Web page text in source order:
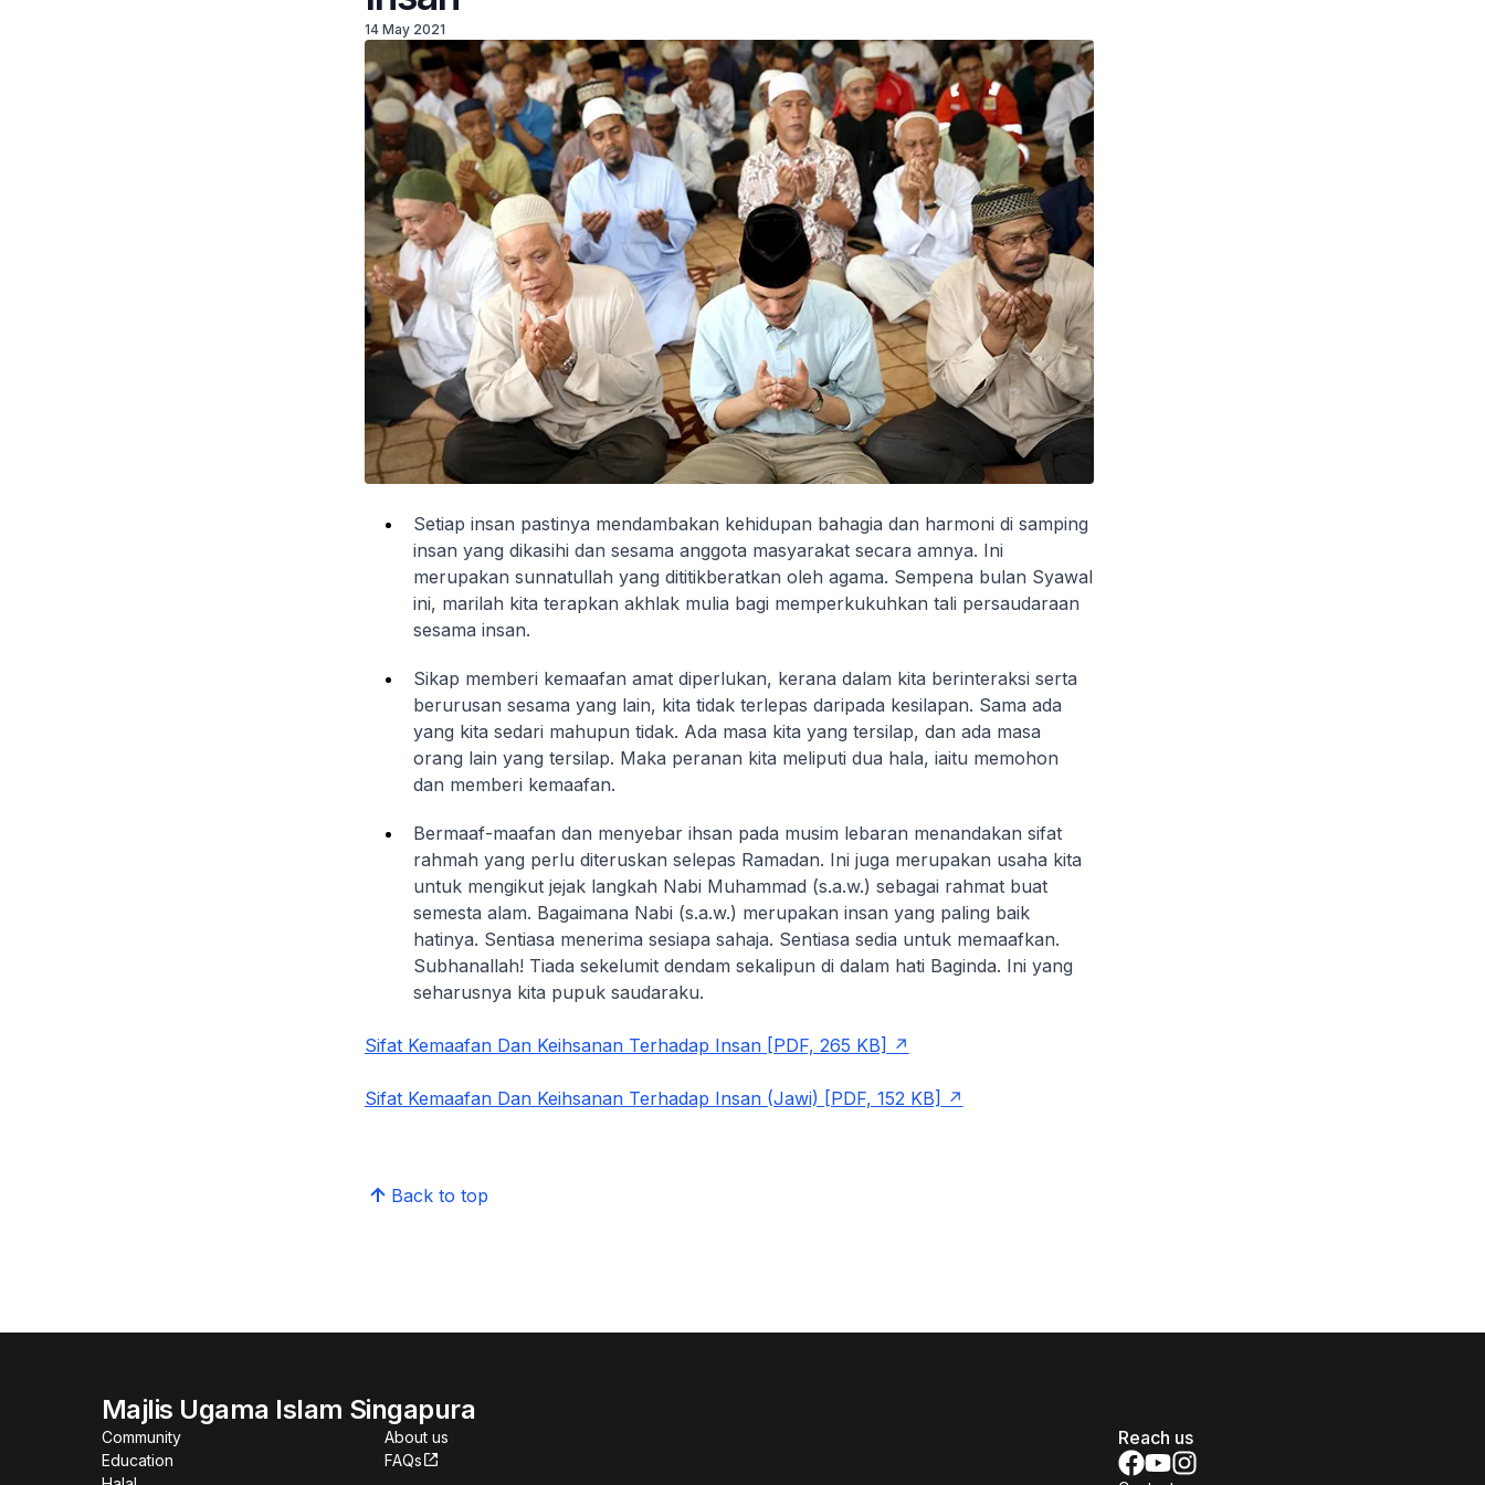
14 May 2021
Setiap insan pastinya mendambakan kehidupan bahagia dan harmoni di samping
insan yang dikasihi dan sesama anggota masyarakat secara amnya. Ini
merupakan sunnatullah yang dititikberatkan oleh agama. Sempena bulan Syawal
ini, marilah kita terapkan akhlak mulia bagi memperkukuhkan tali persaudaraan
sesama insan.
Sikap memberi kemaafan amat diperlukan, kerana dalam kita berinteraksi serta
berurusan sesama yang lain, kita tidak terlepas daripada kesilapan. Sama ada
yang kita sedari mahupun tidak. Ada masa kita yang tersilap, dan ada masa
orang lain yang tersilap. Maka peranan kita meliputi dua hala, iaitu memohon
dan memberi kemaafan.
Bermaaf-maafan dan menyebar ihsan pada musim lebaran menandakan sifat
rahmah yang perlu diteruskan selepas Ramadan. Ini juga merupakan usaha kita
untuk mengikut jejak langkah Nabi Muhammad (s.a.w.) sebagai rahmat buat
semesta alam. Bagaimana Nabi (s.a.w.) merupakan insan yang paling baik
hatinya. Sentiasa menerima sesiapa sahaja. Sentiasa sedia untuk memaafkan.
Subhanallah! Tiada sekelumit dendam sekalipun di dalam hati Baginda. Ini yang
seharusnya kita pupuk saudaraku.
Sifat Kemaafan Dan Keihsanan Terhadap Insan [PDF, 265 KB]
Sifat Kemaafan Dan Keihsanan Terhadap Insan (Jawi) [PDF, 152 KB]
Back to top
Majlis Ugama Islam Singapura
Community
Education
About us
FAQs
Reach us